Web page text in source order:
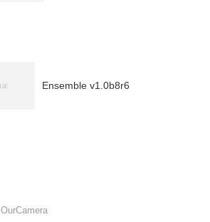
Ensemble v1.0b8r6
OurCamera